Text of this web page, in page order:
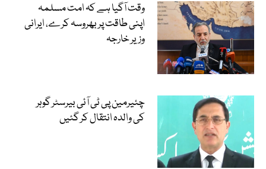
وقت آگیا ہے کہ امت مسلمہ
اپنی طاقت پر بھروسہ کرے، ایرانی
وزیر خارجہ
چئیرمین پی ٹی آئی بیرسٹر گوہر
کی والدہ انتقال کر گئیں